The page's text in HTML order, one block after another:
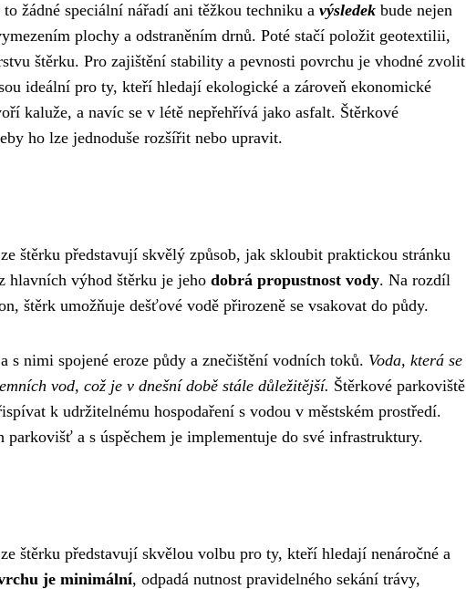
to žádné speciální nářadí ani těžkou techniku a výsledek bude nejen
plochy a odstraněním drnů. Poté stačí položit geotextilii,
štěrku. Pro zajištění stability a pevnosti povrchu je vhodné zvolit
ideální pro ty, kteří hledají ekologické a zároveň ekonomické
kaluže, a navíc se v létě nepřehřívá jako asfalt. Štěrkové
ho lze jednoduše rozšířit nebo upravit.
štěrku představují skvělý způsob, jak skloubit praktickou stránku
hlavních výhod štěrku je jeho dobrá propustnost vody. Na rozdíl
štěrk umožňuje dešťové vodě přirozeně se vsakovat do půdy.
nimi spojené eroze půdy a znečištění vodních toků. Voda, která se
vod, což je v dnešní době stále důležitější. Štěrkové parkoviště
k udržitelnému hospodaření s vodou v městském prostředí.
a s úspěchem je implementuje do své infrastruktury.
štěrku představují skvělou volbu pro ty, kteří hledají nenáročné a
je minimální, odpadá nutnost pravidelného sekání trávy,